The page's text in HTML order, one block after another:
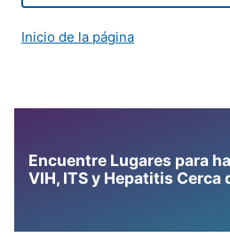
Inicio de la página
Encuentre Lugares para
VIH, ITS y Hepatitis Cerca